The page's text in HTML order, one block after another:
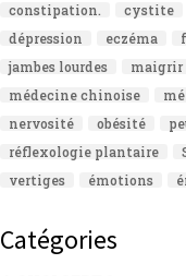
constipation.
cystite
dépression
eczéma
jambes lourdes
maigrir
médecine chinoise
nervosité
obésité
réflexologie plantaire
vertiges
émotions
Catégories